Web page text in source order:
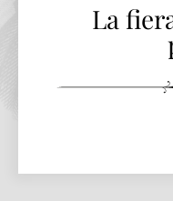
La